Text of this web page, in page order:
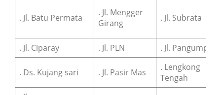
. Jl. Batu Permata
. Jl. Mengger
Girang
. Jl. Subrata
. Jl. Ciparay . Jl. PLN . Jl.
. Ds. Kujang sari . Jl. Pasir Mas
. Lengkong
Tengah